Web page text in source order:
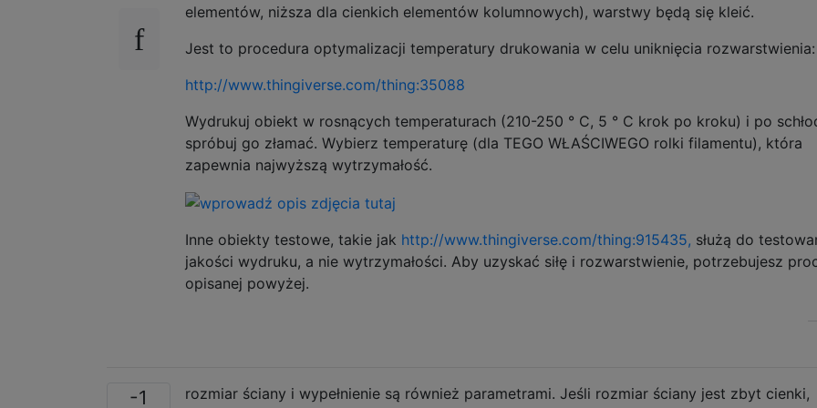
elementów, niższa dla cienkich elementów kolumnowych), warstwy będą się kleić.
Jest to procedura optymalizacji temperatury drukowania w celu uniknięcia rozwarstwienia:
http://www.thingiverse.com/thing:35088
Wydrukuj obiekt w rosnących temperaturach (210-250 ° C, 5 ° C krok po kroku) i po
spróbuj go złamać. Wybierz temperaturę (dla TEGO WŁAŚCIWEGO rolki filamentu), która
zapewnia najwyższą wytrzymałość.
Inne obiekty testowe, takie jak http://www.thingiverse.com/thing:915435, służą do
jakości wydruku, a nie wytrzymałości. Aby uzyskać siłę i rozwarstwienie, potrzebujesz
opisanej powyżej.
-1
rozmiar ściany i wypełnienie są również parametrami. Jeśli rozmiar ściany jest zbyt cienki,